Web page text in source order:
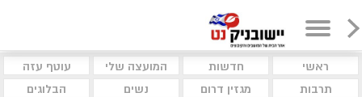
ראשי חדשות המועצה שלי
עוטף עזה
תרבות
מגזין דרום נשים
הבלוגים